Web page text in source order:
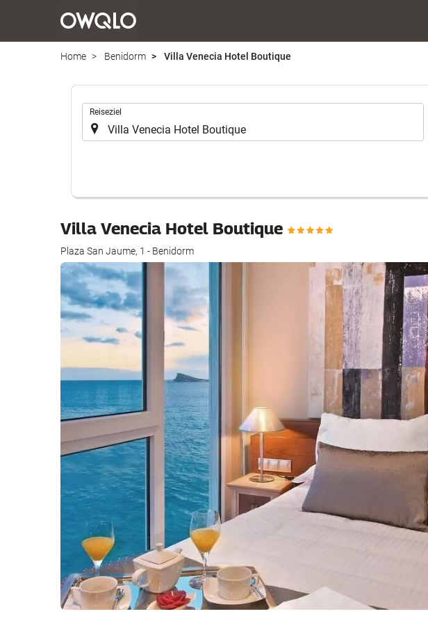
Home Benidorm Villa Venecia Hotel Boutique
Reiseziel
Villa Venecia Hotel Boutique
Plaza San Jaume, 1 - Benidorm